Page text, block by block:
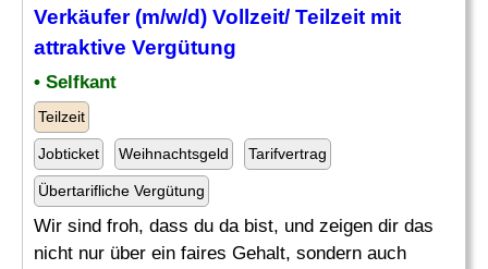
Verkäufer (m/w/d) Vollzeit/ Teilzeit mit
attraktive Vergütung
• Selfkant
Teilzeit
Jobticket Weihnachtsgeld Tarifvertrag
Übertarifliche Vergütung
Wir sind froh, dass du da bist, und zeigen dir das
nicht nur über ein faires Gehalt, sondern auch